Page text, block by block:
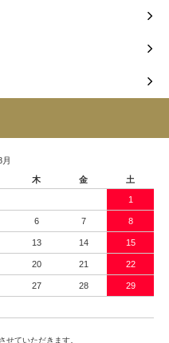
木 金 土
1
6 7 8
13 14 15
20 21 22
27 28 29
せていただきます。